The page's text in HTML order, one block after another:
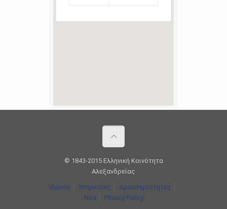
© 1843-2015 Ελληνική Κοινότητα
Αλεξανδρείας
Ίδρυση Υπηρεσίες
Δραστηριότητες
Νέα
Privacy Policy